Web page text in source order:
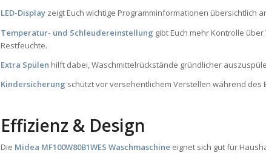
LED-Display zeigt Euch wichtige Programminformationen übersichtlich
Temperatur- und Schleudereinstellung gibt Euch mehr Kontrolle
Restfeuchte.
Extra Spülen hilft dabei, Waschmittelrückstände gründlicher
Kindersicherung schützt vor versehentlichem Verstellen während des
Effizienz & Design
Die Midea MF100W80B1WES Waschmaschine eignet sich gut für